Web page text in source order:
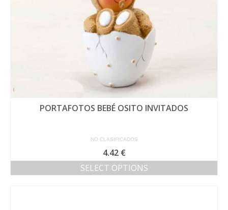
página
de
producto
PORTAFOTOS BEBÉ OSITO INVITADOS
NO CLASIFICADOS
4.42 €
SELECT OPTIONS